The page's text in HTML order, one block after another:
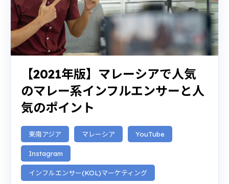
【2021年版】マレーシアで人気
のマレー系インフルエンサーと人
気のポイント
東南アジア マレーシア YouTube
Instagram
インフルエンサー(KOL)マーケティング